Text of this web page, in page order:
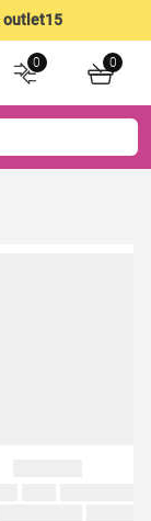
outlet15
0 0